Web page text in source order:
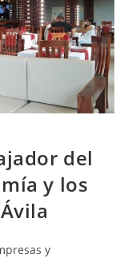
del
y los
y